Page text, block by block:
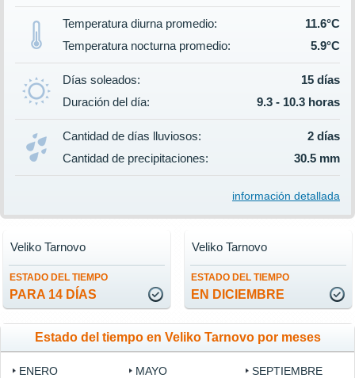
Temperatura diurna promedio:
11.6°C
Temperatura nocturna promedio:
5.9°C
Días soleados:
15 días
Duración del día:
9.3 - 10.3 horas
Cantidad de días lluviosos:
2 días
Cantidad de precipitaciones:
30.5 mm
información detallada
ESTADO DEL TIEMPO
PARA 14 DÍAS
Veliko Tarnovo
ESTADO DEL TIEMPO
EN DICIEMBRE
Veliko Tarnovo
Estado del tiempo en Veliko Tarnovo por meses
ENERO
MAYO
SEPTIEMBRE